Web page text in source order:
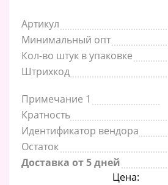
Артикул
Минимальный опт
Кол-во штук в упаковке
Штрихкод
Примечание 1
Кратность
Идентификатор вендора
Остаток
Доставка от 5 дней
Цена: